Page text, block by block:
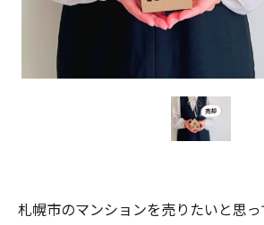
札幌市のマンションを売りたいと思